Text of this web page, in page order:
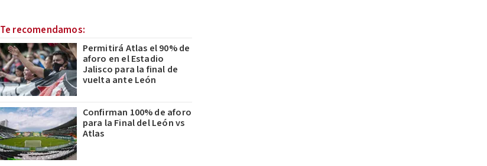
Te recomendamos:
Permitirá Atlas el 90% de
aforo en el Estadio
Jalisco para la final de
vuelta ante León
Confirman 100% de aforo
para la Final del León vs
Atlas